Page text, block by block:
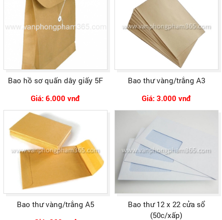
Bao hồ sơ quấn dây giấy 5F
Giá: 6.000 vnđ
Bao thư vàng/trắng A3
Giá: 3.000 vnđ
Bao thư vàng/trắng A5
Bao thư 12 x 22 cửa sổ
(50c/xấp)